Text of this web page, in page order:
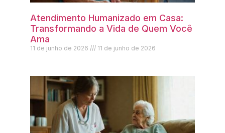
Atendimento Humanizado em Casa:
Transformando a Vida de Quem Você
Ama
11 de junho de 2026 11 de junho de 2026